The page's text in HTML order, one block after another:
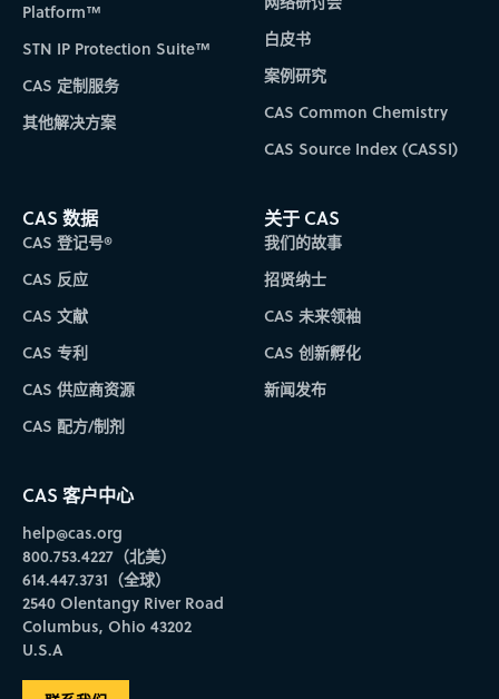
Platform™
STN IP Protection Suite™
CAS 定制服务
其他解决方案
白皮书
案例研究
CAS Common Chemistry
CAS Source Index (CASSI)
CAS 数据
CAS 登记号®
CAS 反应
CAS 文献
CAS 专利
CAS 供应商资源
CAS 配方/制剂
关于 CAS
我们的故事
招贤纳士
CAS 未来领袖
CAS 创新孵化
新闻发布
CAS 客户中心
help@cas.org
800.753.4227（北美）
614.447.3731（全球）
2540 Olentangy River Road
Columbus, Ohio 43202
U.S.A